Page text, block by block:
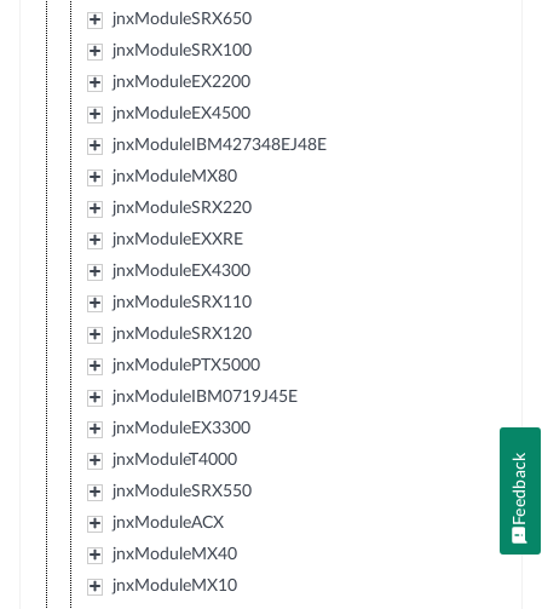
jnxModuleSRX650
jnxModuleSRX100
jnxModuleEX2200
jnxModuleEX4500
jnxModuleIBM427348EJ48E
jnxModuleMX80
jnxModuleSRX220
jnxModuleEXXRE
jnxModuleEX4300
jnxModuleSRX110
jnxModuleSRX120
jnxModulePTX5000
jnxModuleIBM0719J45E
jnxModuleEX3300
jnxModuleT4000
jnxModuleSRX550
jnxModuleACX
jnxModuleMX40
jnxModuleMX10
Feedback